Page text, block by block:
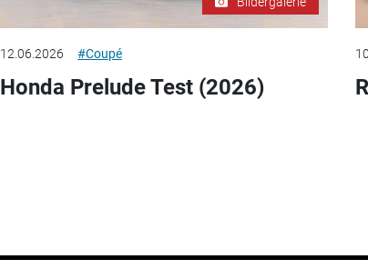
12.06.2026 #Coupé
Honda Prelude Test (2026)